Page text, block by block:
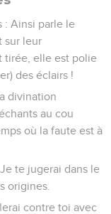
: Ainsi parle le
sur leur
tirée, elle est polie
des éclairs !
divination
au cou
où la faute est à
te jugerai dans le
origines.
contre toi avec